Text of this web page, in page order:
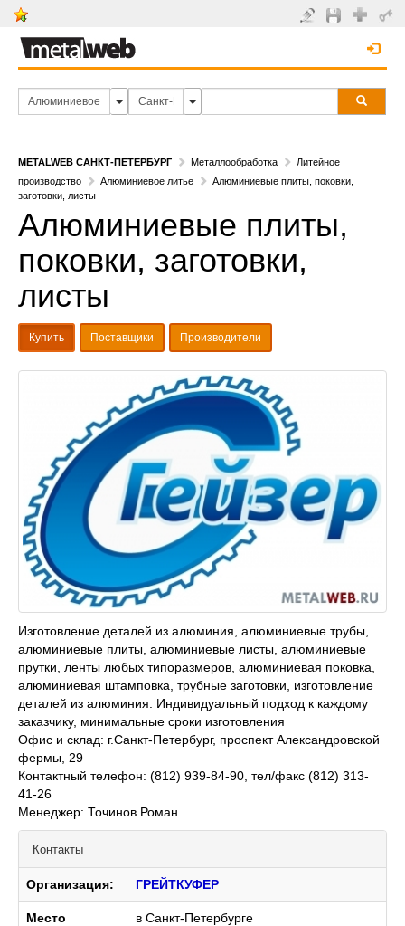
METALWEB САНКТ-ПЕТЕРБУРГ Металлообработка
Литейное
производство
Алюминиевое литье
Алюминиевые плиты, поковки,
заготовки, листы
Алюминиевые плиты,
поковки, заготовки,
листы
Купить Поставщики Производители
Изготовление деталей из алюминия, алюминиевые трубы,
алюминиевые плиты, алюминиевые листы, алюминиевые
прутки, ленты любых типоразмеров, алюминиевая поковка,
алюминиевая штамповка, трубные заготовки, изготовление
деталей из алюминия. Индивидуальный подход к каждому
заказчику, минимальные сроки изготовления
Офис и склад: г.Санкт-Петербург, проспект Александровской
фермы, 29
Контактный телефон: (812) 939-84-90, тел/факс (812) 313-
41-26
Менеджер: Точинов Роман
Контакты
Организация: ГРЕЙТКУФЕР
Место
в Санкт-Петербурге